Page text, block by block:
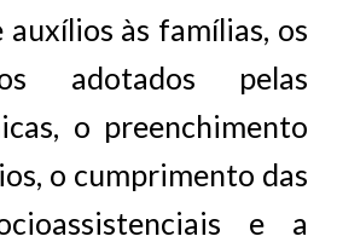
auxílios às famílias, os
adotados pelas
o preenchimento
o cumprimento das
e a